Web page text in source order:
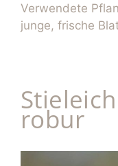
Verwendete
junge, frische
robur